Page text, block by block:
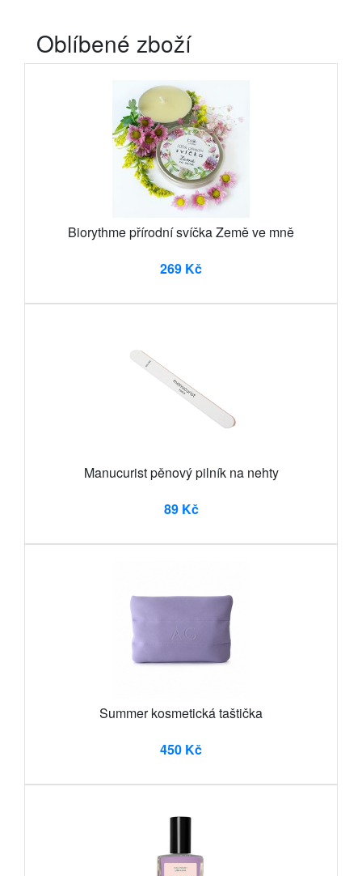
Oblíbené zboží
Biorythme přírodní svíčka Země ve mně
269 Kč
Manucurist pěnový pilník na nehty
89 Kč
Summer kosmetická taštička
450 Kč